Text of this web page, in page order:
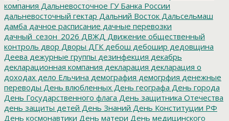
компания Дальневосточное ГУ Банка России
дальневосточный гектар Дальний Восток Дальсельмаш
дамба дачное расписание дачные перевозки
дачный_сезон_2026 ДВЖД Движение общественный
контроль двор Дворы ДГК дебош дебошир дедовщина
Деева дежурные группы дезинфекция декабрь
декларационная компания декларация декларация о
доходах дело Ельчина демография демогрфия денежные
переводы День влюбленных День географа День города
День Государственного флага День защитника Отечества
день защиты детей День Знаний День Конституции РФ
День космонавтики День матери День медицинского